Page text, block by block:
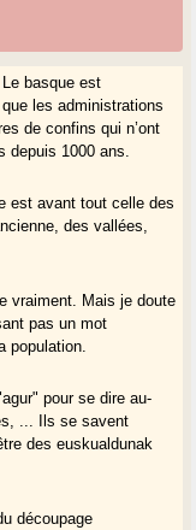
basque est
les administrations
de confins qui n’ont
depuis 1000 ans.
est avant tout celle des
des vallées,
vraiment. Mais je doute
pas un mot
population.
pour se dire au-
... Ils se savent
des euskualdunak
découpage